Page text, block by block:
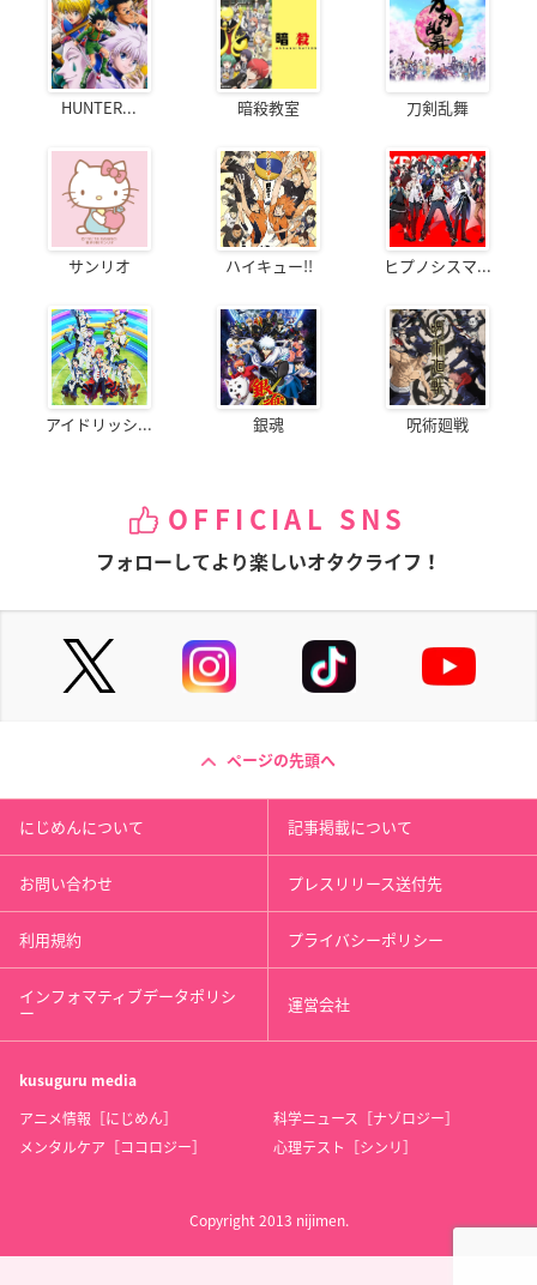
HUNTER... 暗殺教室 刀剣乱舞
サンリオ ハイキュー!! ヒプノシスマ...
アイドリッシ... 銀魂 呪術廻戦
OFFICIAL SNS
フォローしてより楽しいオタクライフ！
ページの先頭へ
にじめんについて 記事掲載について
お問い合わせ プレスリリース送付先
利用規約 プライバシーポリシー
インフォマティブデータポリシ
ー 運営会社
kusuguru media
アニメ情報［にじめん］
科学ニュース［ナゾロジー］
メンタルケア［ココロジー］
心理テスト［シンリ］
Copyright 2013 nijimen.